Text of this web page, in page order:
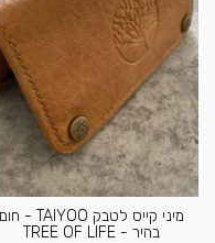
מיני קייס לטבק TAIYOO - חום
בהיר - TREE OF LIFE